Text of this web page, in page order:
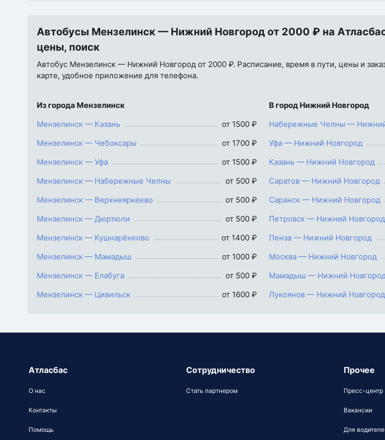
Автобусы Мензелинск — Нижний Новгород от 2000 ₽ на
цены, поиск
Автобус Мензелинск — Нижний Новгород от 2000 ₽. Расписание, время в пути, цены и
карте, удобное приложение для телефона.
Из города Мензелинск
Мензелинск — Казань
от 1500 ₽
Мензелинск — Чебоксары
от 1700 ₽
Мензелинск — Уфа
от 1500 ₽
Мензелинск — Набережные Челны
от 500 ₽
Мензелинск — Верхнеяркеево
от 500 ₽
Мензелинск — Дюртюли
от 500 ₽
Мензелинск — Кушнарёнково
от 1400 ₽
Мензелинск — Мамадыш
от 1000 ₽
Мензелинск — Елабуга
от 500 ₽
Мензелинск — Цивильск
от 1600 ₽
В город Нижний Новгород
Набережные Челны —
Уфа — Нижний Новгород
Казань — Нижний Новгород
Саратов — Нижний Новгород
Саранск — Нижний Новгород
Петровск — Нижний Новгород
Пенза — Нижний Новгород
Москва — Нижний Новгород
Мамадыш — Нижний
Лукоянов — Нижний Новгород
Атласбас
О нас
Контакты
Помощь
Сотрудничество
Стать партнером
Прочее
Пресс-центр
Вакансии
Для